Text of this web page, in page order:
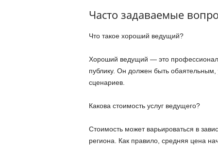
Часто задаваемые
Что такое хороший ведущий?
Хороший ведущий — это
публику. Он должен быть обаятельным,
сценариев.
Какова стоимость услуг ведущего?
Стоимость может варьироваться в
региона. Как правило, средняя цена